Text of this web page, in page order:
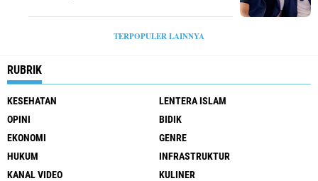
TERPOPULER LAINNYA
RUBRIK
KESEHATAN
LENTERA ISLAM
OPINI
BIDIK
EKONOMI
GENRE
HUKUM
INFRASTRUKTUR
KANAL VIDEO
KULINER